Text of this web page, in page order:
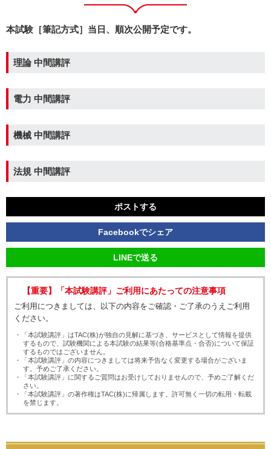
本試験［筆記方式］当日、順次公開予定です。
理論中間講評
電力 中間講評
機械 中間講評
法規 中間講評
ポストする
Facebookでシェア
LINEで送る
【重要】「本試験講評」ご利用にあたっての注意事項
ご利用につきましては、以下の内容をご確認・ご了承のうえご利用
ください。
・「本試験講評」はTAC(株)が独自の見解に基づき、サービスとして情報を提供
するもので、試験機関による本試験の結果等(合格基準点・合否)について保証
するものではございません。
・「本試験講評」の内容につきましては将来予告なく変更する場合がございま
す。予めご了承ください。
・「本試験講評」に関するご質問はお受けしておりませんので、予めご了解くだ
さい。
・「本試験講評」の著作権はTAC(株)に帰属します。許可無く一切の転用・転載
を禁じます。